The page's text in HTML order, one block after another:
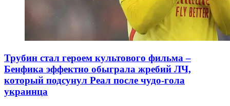
Трубин стал героем культового фильма –
Бенфика эффектно обыграла жребий ЛЧ,
который подсунул Реал после чудо-гола
украинца